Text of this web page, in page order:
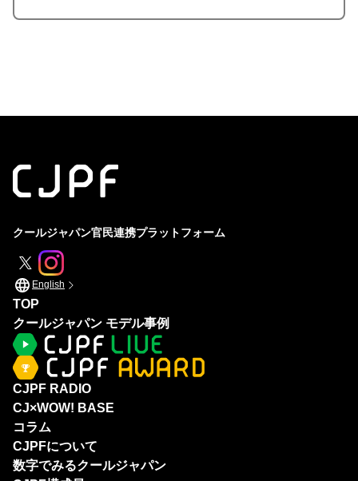
クールジャパン官民連携プラットフォーム
English
TOP
クールジャパン モデル事例
CJPF RADIO
CJ×WOW! BASE
コラム
CJPFについて
数字でみるクールジャパン